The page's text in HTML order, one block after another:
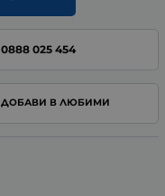
0888 025 454
ДОБАВИ В ЛЮБИМИ